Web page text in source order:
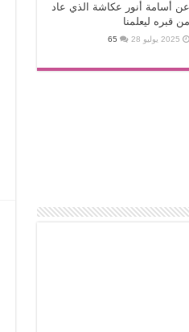
عن أسامة أنور عكاشة الذي عاد
من قبره ليعلمنا
2025 يوليو 28 65